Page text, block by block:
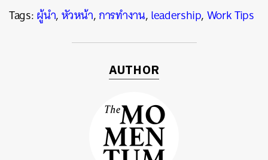
Tags:ผู้นำ,หัวหน้า,การทำงาน,leadership,Work Tips
AUTHOR